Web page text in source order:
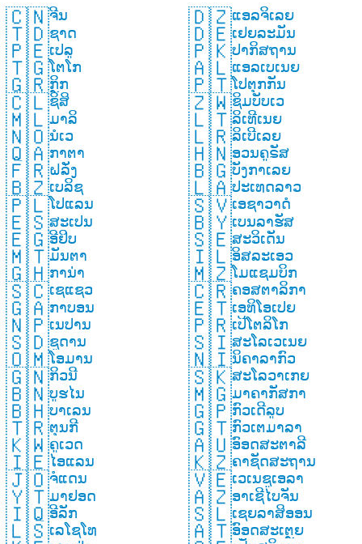
🇨🇳ຈີນ
🇹🇩ຊາດ
🇵🇪ເປລູ
🇹🇬ໂຕໂກ
🇬🇷ກິຼກ
🇨🇱ຊິສິ
🇲🇱ມາລິ
🇳🇴ນໍເວ
🇶🇦ກາຕາ
🇫🇷ຝລັ່ງ
🇧🇿ເບລິຊ
🇵🇱ໂປແລນ
🇪🇸ສະເປນ
🇪🇬ອີຢິບ
🇲🇹ມັນຕາ
🇬🇭ການ່າ
🇸🇨ເຊແຊວ
🇬🇦ກາບອນ
🇳🇵ເນປານ
🇸🇩ຊູດານ
🇴🇲ໂອມານ
🇬🇳ກິວນີ
🇧🇳ບູຮໄນ
🇧🇭ບາເລນ
🇹🇷ຕຸນກີ
🇰🇼ຄູເວດ
🇮🇪ໄອແລນ
🇯🇴ຈໍແດນ
🇾🇹ມາຢອດ
🇮🇶ອີລັກ
🇱🇸ເລໂຊໂທ
🇩🇿ແອລຈິເລຍ
🇩🇪ເຢຍລະມັນ
🇵🇰ປາກິສຖານ
🇦🇱ແອລເບເນຍ
🇵🇹ໂປຕຸກກັນ
🇿🇼ຊິມບັບເວ
🇱🇹ລິເທີເນຍ
🇱🇷ລິເບີເລຍ
🇭🇳ອວນຄູຣັສ
🇧🇬ບັງກາເລຍ
🇱🇦ປະເທດລາວ
🇸🇻ເອຊາວາດໍ
🇧🇾ເບນລາຮັສ
🇸🇪ສະວິເດັນ
🇮🇱ອິສລະເອວ
🇲🇿ໂມແຊມບິກ
🇨🇷ຄອສຕາລິກາ
🇪🇹ເອທິໂອເປຍ
🇵🇷ເປີໂຕລິໂກ
🇸🇮ສະໂລເວເນຍ
🇳🇮ນິຄາລາກົວ
🇸🇰ສະໂລວາເກຍ
🇲🇬ມາຄາກັສກາ
🇬🇵ກົວເດີລູບ
🇬🇹ກົວເຕມາລາ
🇦🇺ອົອດສະຕາລີ
🇰🇿ຄາຊັດສະຖານ
🇻🇪ເວເນຊູເອລາ
🇦🇿ອາເຊີໄບຈັນ
🇸🇱ເຊຍລາສິອອນ
🇦🇹ອົອດສະເຕຼຍ